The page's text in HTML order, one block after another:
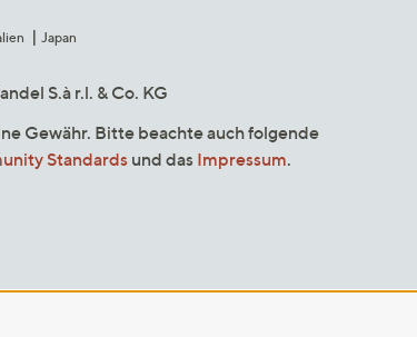
Japan
S.à r.l. & Co. KG
Gewähr. Bitte beachte auch folgende
Standardsund das Impressum.